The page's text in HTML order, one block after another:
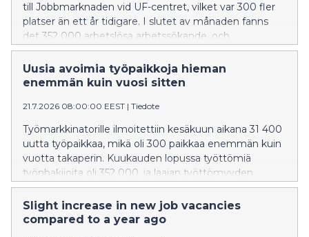
till Jobbmarknaden vid UF-centret, vilket var 300 fler
platser än ett år tidigare. I slutet av månaden fanns
det 352 000 arbetslösa arbetssökande, och
sammanlagt 416 200 personer omfattades av den
breda arbetslösheten. Uppgifterna framgår av
Sysselsättnings-, utvecklings- och förvaltningscentrets
Uusia avoimia työpaikkoja hieman
enemmän kuin vuosi sitten
21.7.2026 08:00:00 EEST | Tiedote
Työmarkkinatorille ilmoitettiin kesäkuun aikana 31 400
uutta työpaikkaa, mikä oli 300 paikkaa enemmän kuin
vuotta takaperin. Kuukauden lopussa työttömiä
työnhakijoita oli 352 000, ja laajan työttömyyden
piirissä oli 416 200 henkilöä. Tiedot perustuvat
Työllisyys-, kehittämis- ja hallintokeskuksen (KEHA-
keskus) Työllisyyskatsaukseen.
Slight increase in new job vacancies
compared to a year ago